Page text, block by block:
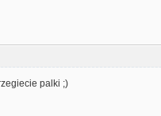
palki ;)